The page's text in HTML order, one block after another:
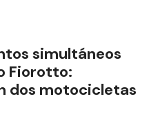
simultáneos
Fiorotto:
dos motocicletas